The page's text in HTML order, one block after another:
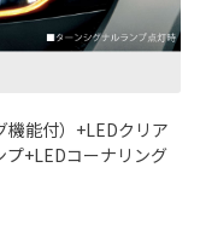
能付）+LEDクリア
プ+LEDコーナリング